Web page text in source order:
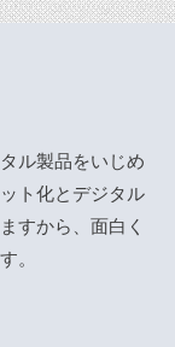
ル製品をいじめ
ト化とデジタル
すから、面白く
。